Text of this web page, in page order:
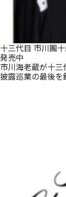
十三代目 市川團
発売中
市川海老蔵が十
披露巡業の最後を